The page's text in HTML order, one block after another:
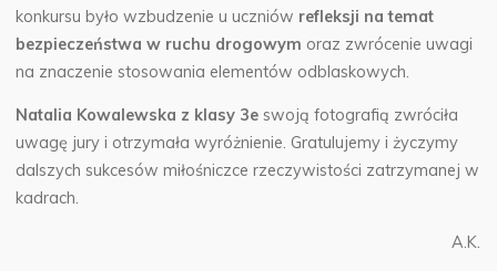
konkursu było wzbudzenie u uczniów refleksji na temat
bezpieczeństwa w ruchu drogowym oraz zwrócenie uwagi
na znaczenie stosowania elementów odblaskowych.
Natalia Kowalewska z klasy 3e swoją fotografią zwróciła
uwagę jury i otrzymała wyróżnienie. Gratulujemy i życzymy
dalszych sukcesów miłośniczce rzeczywistości zatrzymanej w
kadrach.
A.K.